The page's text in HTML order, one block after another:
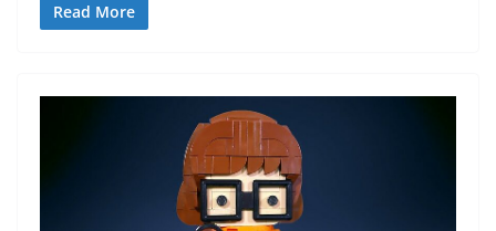
Read More